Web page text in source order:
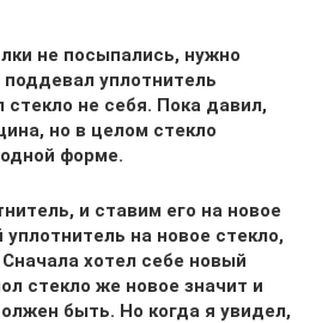
не посыпались, нужно
уплотнитель
стекло не себя. Пока давил,
но в целом стекло
форме.
и ставим его на новое
на новое стекло,
хотел себе новый
стекло же новое значит и
быть. Но когда я увидел,